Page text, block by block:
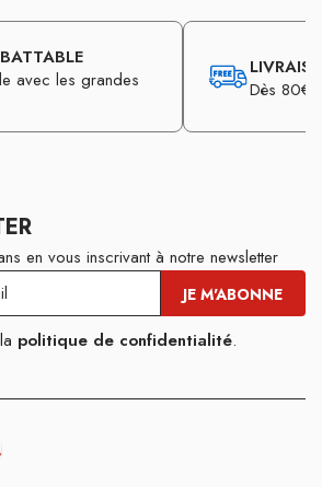
avec les grandes
Dès 80€
en vous inscrivant à notre newsletter
politique de confidentialité.